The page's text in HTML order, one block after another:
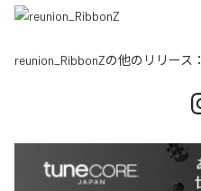
reunion_RibbonZの他のリリース：